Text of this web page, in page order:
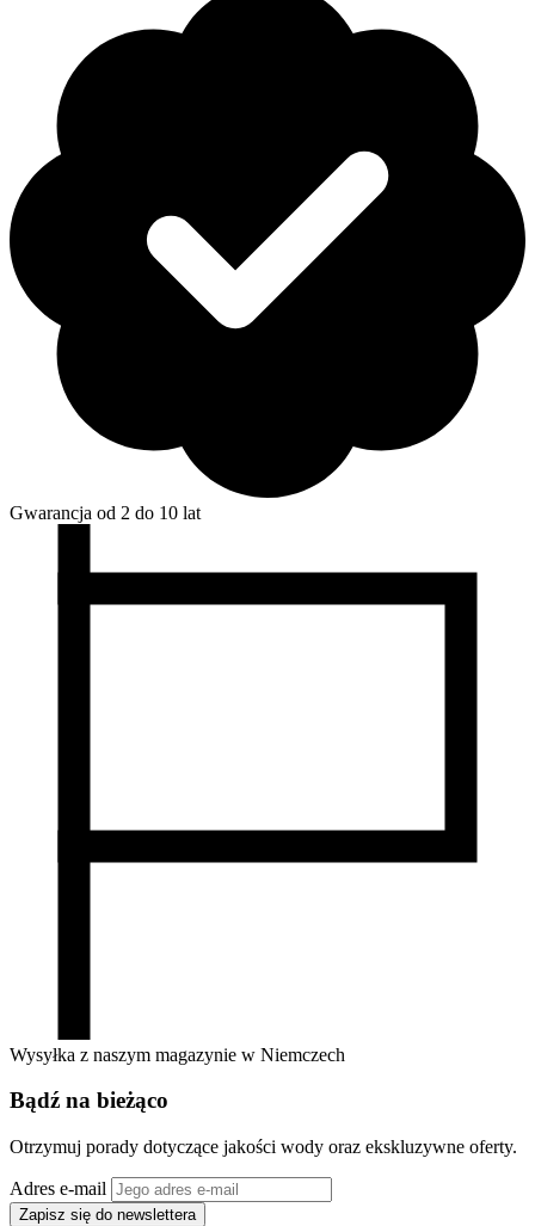
Gwarancja od 2 do 10 lat
Wysyłka z naszym magazynie w Niemczech
Bądź na bieżąco
Otrzymuj porady dotyczące jakości wody oraz ekskluzywne oferty.
Adres e-mail
Zapisz się do newslettera